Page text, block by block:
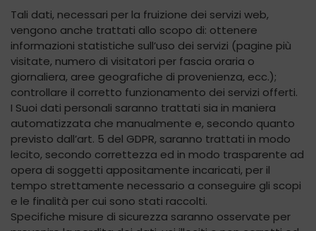
Tali dati, necessari per la fruizione dei servizi web,
vengono anche trattati allo scopo di: ottenere
informazioni statistiche sull’uso dei servizi (pagine più
visitate, numero di visitatori per fascia oraria o
giornaliera, aree geografiche di provenienza, ecc.);
controllare il corretto funzionamento dei servizi offerti.
I Suoi dati personali saranno trattati sia in maniera
automatizzata che manualmente e, secondo quanto
previsto dall’art. 5 del GDPR, saranno trattati in modo
lecito, secondo correttezza ed in modo trasparente ad
opera di soggetti appositamente incaricati, per il
tempo strettamente necessario a conseguire gli scopi
e le finalità per cui sono stati raccolti.
Specifiche misure di sicurezza saranno osservate per